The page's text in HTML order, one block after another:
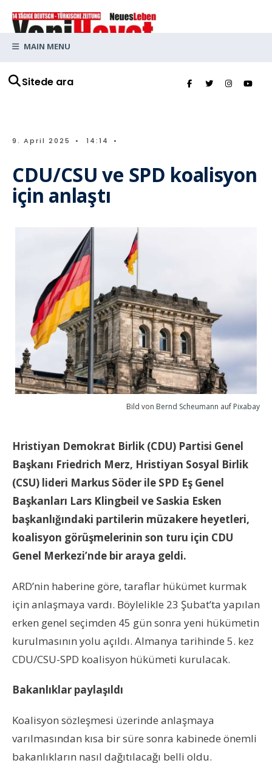
Sitede ara
MAIN MENU
9. April 2025 • 14:14 •
CDU/CSU ve SPD koalisyon
için anlaştı
Bild von Bernd Scheumann auf Pixabay
Hristiyan Demokrat Birlik (CDU) Partisi Genel
Başkanı Friedrich Merz, Hristiyan Sosyal Birlik
(CSU) lideri Markus Söder ile SPD Eş Genel
Başkanları Lars Klingbeil ve Saskia Esken
başkanlığındaki partilerin müzakere heyetleri,
koalisyon görüşmelerinin son turu için CDU
Genel Merkezi’nde bir araya geldi.
ARD’nin haberine göre, taraflar hükümet kurmak
için anlaşmaya vardı. Böylelikle 23 Şubat’ta yapılan
erken genel seçimden 45 gün sonra yeni hükümetin
kurulmasının yolu açıldı. Almanya tarihinde 5. kez
CDU/CSU-SPD koalisyon hükümeti kurulacak.
Bakanlıklar paylaşıldı
Koalisyon sözleşmesi üzerinde anlaşmaya
varılmasından kısa bir süre sonra kabinede önemli
bakanlıkların nasıl dağıtılacağı belli oldu.